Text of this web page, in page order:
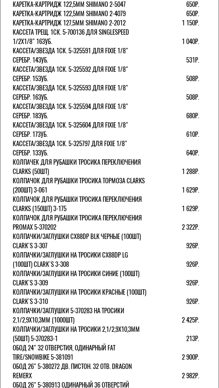
КАРЕТКА-КАРТРИДЖ 122,5ММ SHIMANO 2-5047
650Р.
КАРЕТКА-КАРТРИДЖ 122,5ММ SHIMANO 2-4079
650Р.
КАРЕТКА-КАРТРИДЖ 127,5ММ SHIMANO 2-2012
1 150Р.
КАССЕТА ТРЕЩ. 1СК. 5-700136 ДЛЯ SINGLESPEED
1/2X1/8" 16ЗУБ.
1 040Р.
КАССЕТА/ЗВЕЗДА 1СК. 5-325591 ДЛЯ FIXIE 1/8"
СЕРЕБР. 14ЗУБ.
531Р.
КАССЕТА/ЗВЕЗДА 1СК. 5-325592 ДЛЯ FIXIE 1/8"
СЕРЕБР. 15ЗУБ.
508Р.
КАССЕТА/ЗВЕЗДА 1СК. 5-325593 ДЛЯ FIXIE 1/8"
СЕРЕБР. 16ЗУБ.
508Р.
КАССЕТА/ЗВЕЗДА 1СК. 5-325594 ДЛЯ FIXIE 1/8"
СЕРЕБР. 18ЗУБ.
680Р.
КАССЕТА/ЗВЕЗДА 1СК. 5-325604 ДЛЯ FIXIE 1/8"
СЕРЕБР. 17ЗУБ.
610Р.
КАССЕТА/ЗВЕЗДА 1СК. 5-325797 ДЛЯ FIXIE 1/8"
СЕРЕБР. 13ЗУБ.
640Р.
КОЛПАЧЕК ДЛЯ РУБАШКИ ТРОСИКА ПЕРЕКЛЮЧЕНИЯ
CLARKS (50ШТ)
1 288Р.
КОЛПАЧОК ДЛЯ РУБАШКИ ТРОСИКА ТОРМОЗА CLARKS
(200ШТ) 3-061
1 629Р.
КОЛПАЧОК ДЛЯ РУБАШКИ ТРОСИКА ПЕРЕКЛЮЧЕНИЯ
CLARKS (150ШТ) 3-175
1 629Р.
КОЛПАЧОК ДЛЯ РУБАШКИ ТРОСИКА ПЕРЕКЛЮЧЕНИЯ
PROMAX 5-370202
2 322Р.
КОЛПАЧКИ/3АГЛУШКИ CX88DP BLK ЧЕРНЫЕ (100ШТ)
CLARK`S 3-307
926Р.
КОЛПАЧКИ/3АГЛУШКИ НА ТРОСИКИ CX88DP LG
(100ШТ) CLARK`S 3-308
926Р.
КОЛПАЧКИ/3АГЛУШКИ НА ТРОСИКИ СИНИЕ (100ШТ)
CLARK`S 3-309
926Р.
КОЛПАЧКИ/3АГЛУШКИ НА ТРОСИКИ КРАСНЫЕ (100ШТ)
CLARK`S 3-310
926Р.
КОЛПАЧКИ/3АГЛУШКИ 5-370283 НА ТРОСИКИ
2,1/2,9Х10,3ММ (1000ШТ)
2 425Р.
КОЛПАЧКИ/3АГЛУШКИ НА ТРОСИКИ 2,1/2,9Х10,3ММ
(50ШТ) 5-370283-1
213Р.
ОБОД 24" 32 ОТВЕРСТИЯ, ОДИНАРНЫЙ FAT
TIRE/SNOWBIKE 5-381091
2 900Р.
ОБОД 26" 5-380272 ДВ. ПИСТОН. 32 ОТВ. DRAGON
REMERX
2 982Р.
ОБОД 26" 5-380913 ОДИНАРНЫЙ 36 ОТВЕРСТИЙ